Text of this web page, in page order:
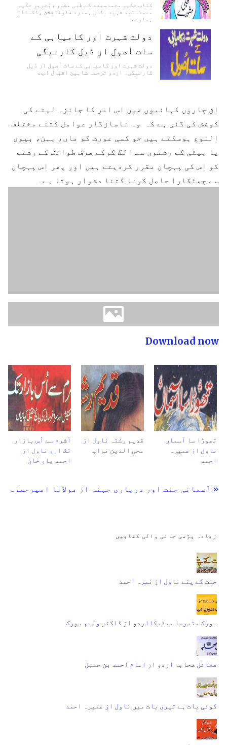
کتاب حکیم محمدسیعد کے طبی مشورے تحریر حکیم
محمدسعید شہید بانی ہمدرد فاؤنڈیشن پاکستان
ہمارے…
دولت شہرت اور کامیابی کے
سات اُصول از ڈیل کارنیگی
دولت شہرت اور کامیابی کے سات اُصول از ڈیل
کارنیگی۔ اردو ترجمہ شاہین اقبال اس…
ان چاروں کہانیوں میں اس امر کا جائزہ لینے کی
کوشش کی گئی ہے کہ وہ ناسازگار عوامل کتنے مختلف
النوع ہوسکتے ہیں جو کسی عورت کو ماں، بہن، بیوی
یا بیٹی کے رشتوں سے الگ کرکے صرف طوائف کے رشتے
کو اس کی پہچان مقرر کردیتے ہیں اور پھر اس پہچان
سے چھٹکارا حاصل کرنا کتنا دشوار ہوتا ہے۔
Download now
آشرم سے اُس بازار
تک ارو ناول از
احمد یار خان
قدیم رشتہ ناول از
محی الدین نواب
تھوڑا سا آسماں
ناول از عمیرہ
احمد
« آسمانی جنت اور درباری جہنم از مولانا امیرحمزہ
زیادہ پڑھی جانی والی کتابیں
جنت کے پتے ناول از نمرہ احمد
بورک مٹیریا میڈیکااردو از ڈاکٹر ولیم بورک
فضائل صحابہ اردو از امام احمد بن حنبل
کوئی بات ہے تیری بات میں ناول از عمیرہ احمد